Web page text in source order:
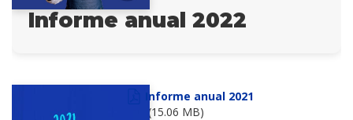
Informe anual 2022
Informe anual 2021
(15.06 MB)